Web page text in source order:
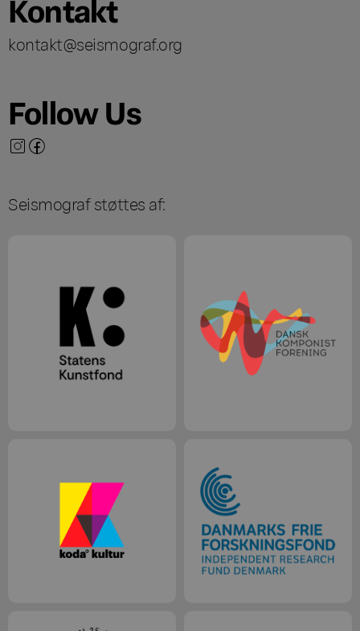
kontakt@seismograf.org
Follow Us
Seismograf støttes af: